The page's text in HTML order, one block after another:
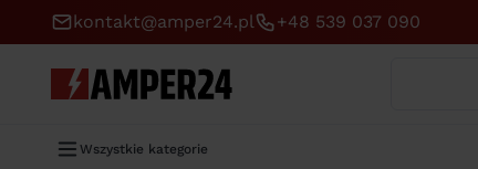
kontakt@amper24.pl +48 539 037 090
Wszystkie kategorie